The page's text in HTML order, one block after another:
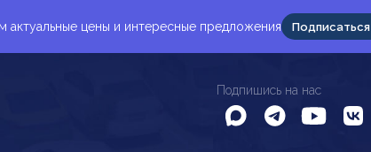
актуальные цены и интересные предложения Подписаться
Подпишись на нас